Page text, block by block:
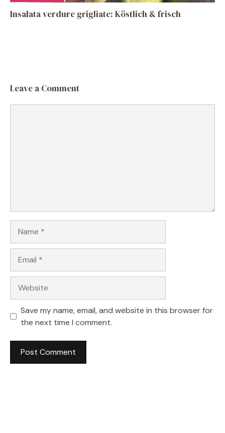
Insalata verdure grigliate: Köstlich & frisch
Leave a Comment
Save my name, email, and website in this browser for
the next time I comment.